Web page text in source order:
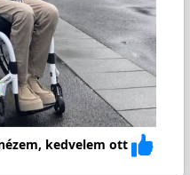
kedvelem ott